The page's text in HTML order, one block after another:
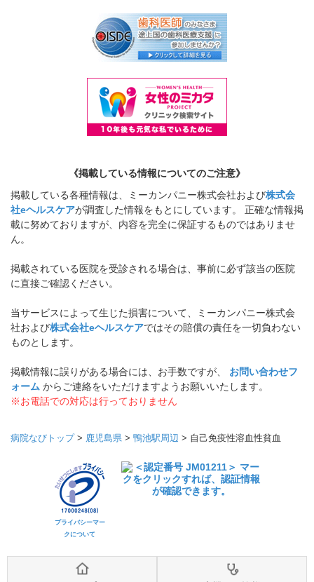
《掲載している情報についてのご注意》
掲載している各種情報は、ミーカンパニー株式会社および株式会
社eヘルスケアが調査した情報をもとにしています。 正確な情報掲
載に努めておりますが、内容を完全に保証するものではありませ
ん。
掲載されている医院を受診される場合は、事前に必ず該当の医院
に直接ご確認ください。
当サービスによって生じた損害について、ミーカンパニー株式会
社および株式会社eヘルスケアではその賠償の責任を一切負わない
ものとします。
掲載情報に誤りがある場合には、お手数ですが、 お問い合わせフ
ォーム からご連絡をいただけますようお願いいたします。
※お電話での対応は行っておりません
病院なびトップ> 鹿児島県 > 鴨池駅周辺 > 自己免疫性溶血性貧血
プライバシーマー
クについて